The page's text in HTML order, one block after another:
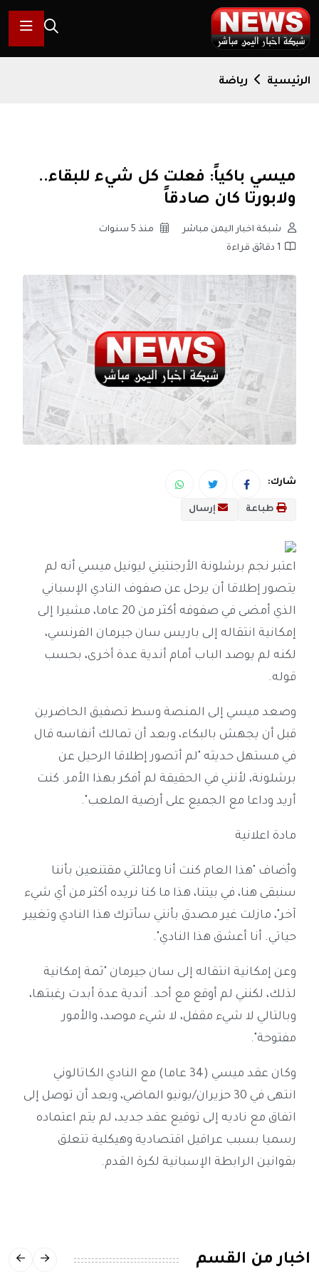
الرئيسية رياضة
ميسي باكياً: فعلت كل شيء للبقاء..
ولابورتا كان صادقاً
شبكة اخبار اليمن مباشر
منذ 5 سنوات
1 دقائق قراءة
شارك:
طباعة إرسال
اعتبر نجم برشلونة الأرجنتيني ليونيل ميسي أنه لم
يتصور إطلاقا أن يرحل عن صفوف النادي الإسباني
الذي أمضى في صفوفه أكثر من 20 عاما، مشيرا إلى
إمكانية انتقاله إلى باريس سان جيرمان الفرنسي،
لكنه لم يوصد الباب أمام أندية عدة أخرى، بحسب
قوله.
وصعد ميسي إلى المنصة وسط تصفيق الحاضرين
قبل أن يجهش بالبكاء، وبعد أن تمالك أنفاسه قال
في مستهل حديثه "لم أتصور إطلاقا الرحيل عن
برشلونة، لأنني في الحقيقة لم أفكر بهذا الأمر. كنت
أريد وداعا مع الجميع على أرضية الملعب".
مادة اعلانية
وأضاف "هذا العام كنت أنا وعائلتي مقتنعين بأننا
سنبقى هنا، في بيتنا، هذا ما كنا نريده أكثر من أي شيء
آخر"، مازلت غير مصدق بأنني سأترك هذا النادي وتغيير
حياتي. أنا أعشق هذا النادي".
وعن إمكانية انتقاله إلى سان جيرمان "ثمة إمكانية
لذلك، لكنني لم أوقع مع أحد. أندية عدة أبدت رغبتها،
وبالتالي لا شيء مقفل، لا شيء موصد، والأمور
مفتوحة".
وكان عقد ميسي (34 عاما) مع النادي الكاتالوني
انتهى في 30 حزيران/يونيو الماضي، وبعد أن توصل إلى
اتفاق مع ناديه إلى توقيع عقد جديد، لم يتم اعتماده
رسميا بسبب عراقيل اقتصادية وهيكلية تتعلق
بقوانين الرابطة الإسبانية لكرة القدم.
اخبار من القسم